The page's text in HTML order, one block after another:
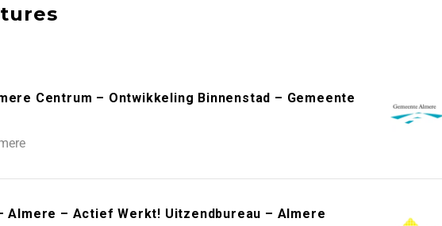
Centrum – Ontwikkeling Binnenstad – Gemeente
Almere – Actief Werkt! Uitzendbureau – Almere